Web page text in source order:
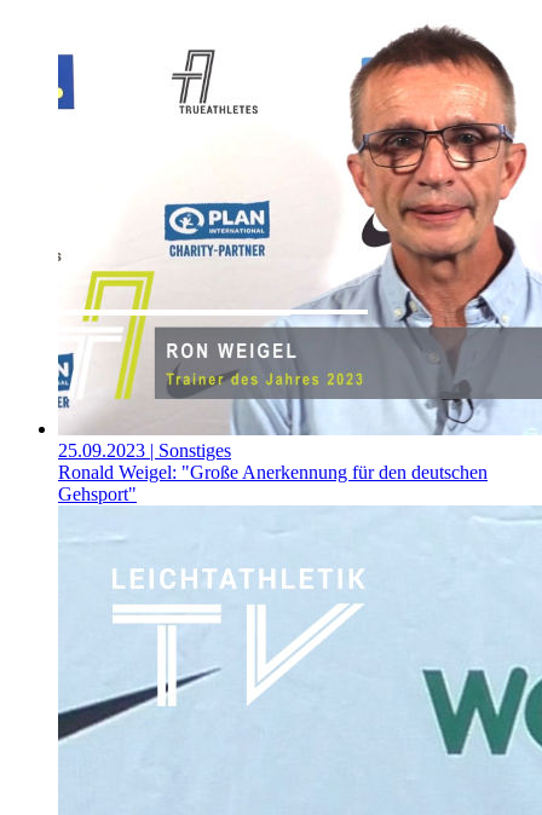
25.09.2023 | Sonstiges
Ronald Weigel: "Große Anerkennung für den deutschen
Gehsport"